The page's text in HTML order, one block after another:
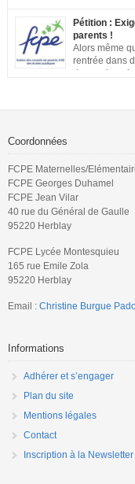
importantes :
distanciel inexistants,
pétition ici
Pétition :
parents !
Alors même
rentrée dans
demande
Coordonnées
FCPE Maternelles/
FCPE Georges Duhamel
FCPE Jean Vilar
40 rue du Général de Gaulle
95220 Herblay
FCPE Lycée Montesquieu
165 rue Emile Zola
95220 Herblay
Email : Christine Burgue
Informations
Adhérer et s’engager
Plan du site
Mentions légales
Contact
Inscription à la